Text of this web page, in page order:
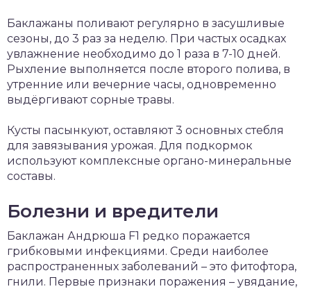
Баклажаны поливают регулярно в засушливые
сезоны, до 3 раз за неделю. При частых осадках
увлажнение необходимо до 1 раза в 7-10 дней.
Рыхление выполняется после второго полива, в
утренние или вечерние часы, одновременно
выдёргивают сорные травы.
Кусты пасынкуют, оставляют 3 основных стебля
для завязывания урожая. Для подкормок
используют комплексные органо-минеральные
составы.
Болезни и вредители
Баклажан Андрюша F1 редко поражается
грибковыми инфекциями. Среди наиболее
распространенных заболеваний – это фитофтора,
гнили. Первые признаки поражения – увядание,